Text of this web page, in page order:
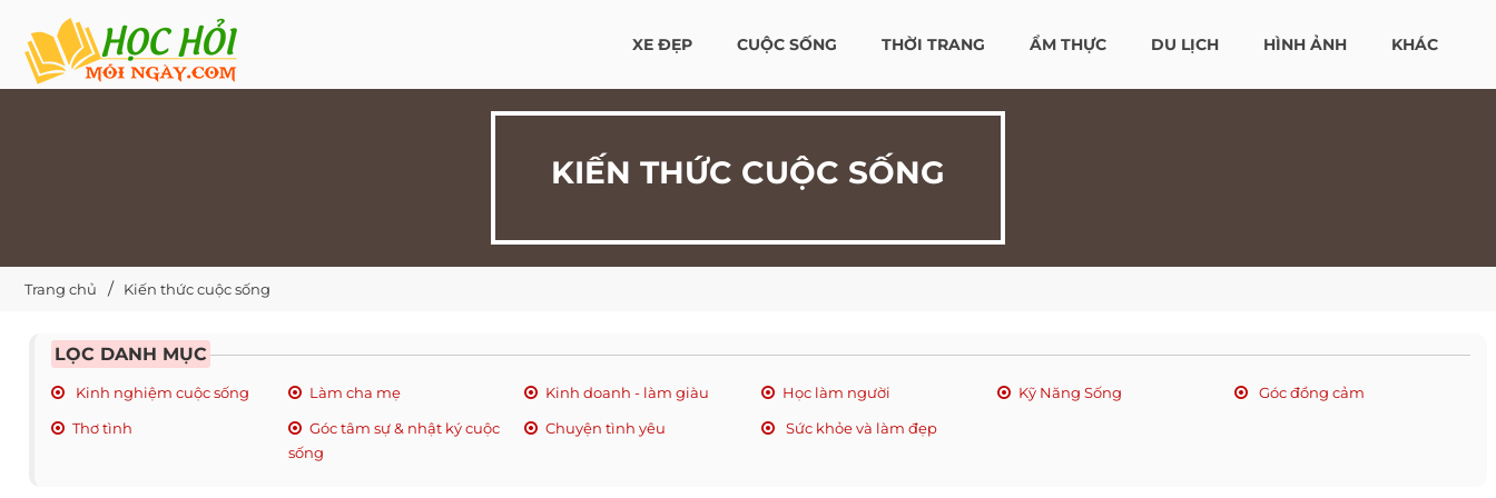
XE ĐẸP CUỘC SỐNG THỜI TRANG ẨM THỰC DU LỊCH HÌNH ẢNH KHÁC
KIẾN THỨC CUỘC SỐNG
Trang chủ Kiến thức cuộc sống
LỌC DANH MỤC
Kinh nghiệm cuộc sống Làm cha mẹ Kinh doanh - làm giàu Học làm người Kỹ Năng Sống
Góc đồng cảm
Thơ tình
Góc tâm sự & nhật ký cuộc
sống
Chuyện tình yêu Sức khỏe và làm đẹp